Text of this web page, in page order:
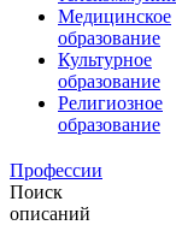
Медицинское
образование
Культурное
образование
Религиозное
образование
Профессии
Поиск
описаний